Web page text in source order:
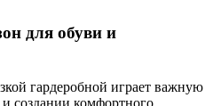
для обуви и
гардеробной играет важную